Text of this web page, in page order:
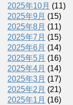
2025年10月 (11)
2025年9月 (15)
2025年8月 (11)
2025年7月 (15)
2025年6月 (14)
2025年5月 (16)
2025年4月 (14)
2025年3月 (17)
2025年2月 (21)
2025年1月 (16)